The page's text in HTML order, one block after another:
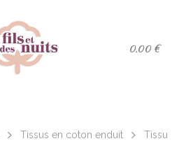
0.00 €
Tissus en coton enduit
Tissu